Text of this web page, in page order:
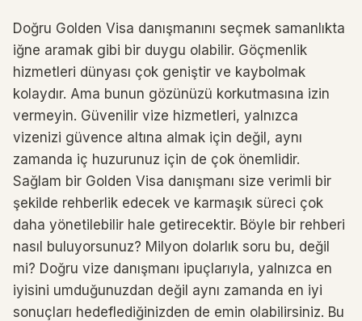
Doğru Golden Visa danışmanını seçmek samanlıkta
iğne aramak gibi bir duygu olabilir. Göçmenlik
hizmetleri dünyası çok geniştir ve kaybolmak
kolaydır. Ama bunun gözünüzü korkutmasına izin
vermeyin. Güvenilir vize hizmetleri, yalnızca
vizenizi güvence altına almak için değil, aynı
zamanda iç huzurunuz için de çok önemlidir.
Sağlam bir Golden Visa danışmanı size verimli bir
şekilde rehberlik edecek ve karmaşık süreci çok
daha yönetilebilir hale getirecektir. Böyle bir rehberi
nasıl buluyorsunuz? Milyon dolarlık soru bu, değil
mi? Doğru vize danışmanı ipuçlarıyla, yalnızca en
iyisini umduğunuzdan değil aynı zamanda en iyi
sonuçları hedeflediğinizden de emin olabilirsiniz. Bu